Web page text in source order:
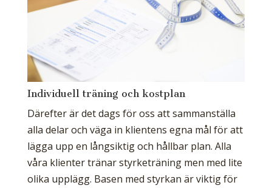
Individuell träning och kostplan
Därefter är det dags för oss att sammanställa
alla delar och väga in klientens egna mål för att
lägga upp en långsiktig och hållbar plan. Alla
våra klienter tränar styrketräning men med lite
olika upplägg. Basen med styrkan är viktig för